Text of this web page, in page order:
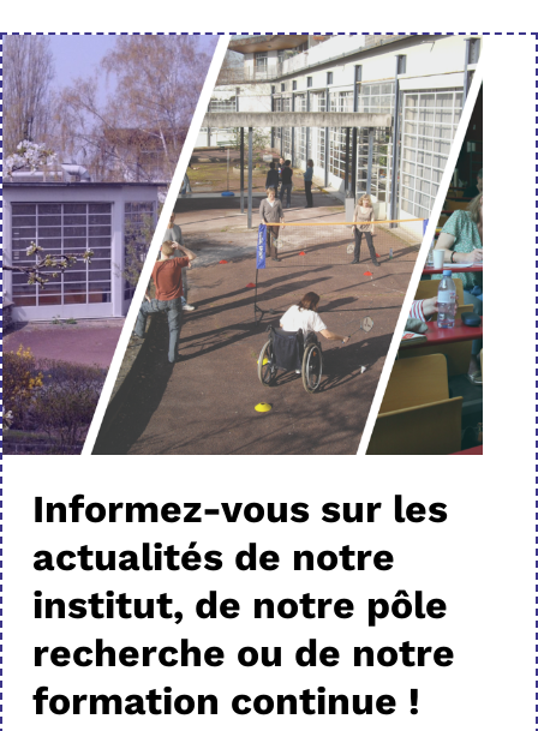
Informez-vous sur les
actualités de notre
institut, de notre pôle
recherche ou de notre
formation continue !